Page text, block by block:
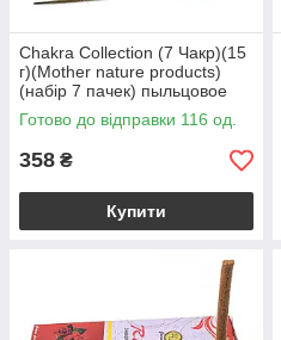
Chakra Collection (7 Чакр)(15
г)(Mother nature products)
(набір 7 пачек) пыльцовое
благовоние
Готово до відправки 116 од.
358 ₴
Купити